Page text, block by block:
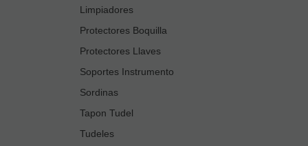
Limpiadores
Protectores Boquilla
Protectores Llaves
Soportes Instrumento
Sordinas
Tapon Tudel
Tudeles